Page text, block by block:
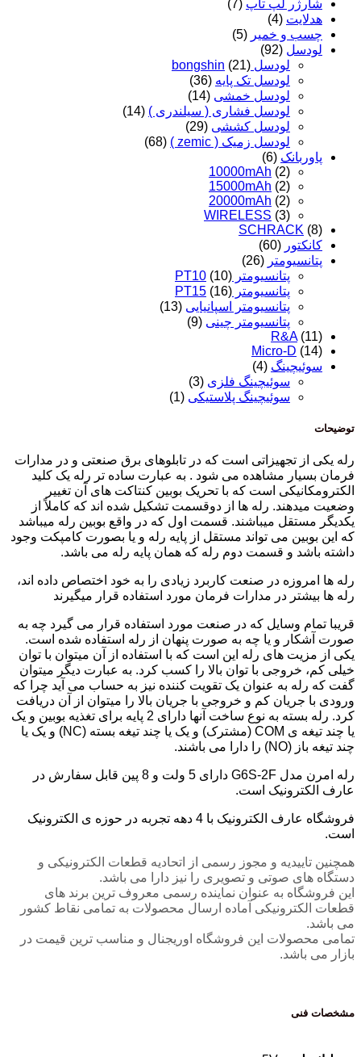
شارژر لپ تاپ (7)
هدلایت (4)
چسب و خمیر (5)
لودسل (92)
لودسل bongshin (21)
لودسل تک پایه (36)
لودسل خمشی (14)
لودسل فشاری ( سیلندری ) (14)
لودسل کششی (29)
لودسل زمیک ( zemic )
(68)
پاوربانک (6)
10000mAh (2)
15000mAh (2)
20000mAh (2)
WIRELESS (3)
SCHRACK (8)
کانکتور (60)
پتانسیومتر (26)
پتانسیومتر PT10 (10)
پتانسیومتر PT15 (16)
پتانسیومتر اسپانیایی (13)
پتانسیومتر چینی (9)
R&A (11)
Micro-D (14)
سوئیچینگ (4)
سوئیچینگ فلزی (3)
سوئیچینگ پلاستیکی (1)
توضیحات
رله یکی از تجهیزاتی است که در تابلوهای برق صنعتی و در مدارات
فرمان بسیار مشاهده می شود . به عبارت ساده تر رله یک کلید
الکترومکانیکی است که با تحریک بوبین کنتاکت های آن تغییر
وضعیت می­دهند. رله ها از دوقسمت تشکیل شده ­اند که کاملاً از
یکدیگر مستقل می­باشند. قسمت اول که در واقع بوبین رله می­باشد
که این بوبین می تواند مستقل از پایه رله و یا بصورت کامپکت وجود
داشته باشد و قسمت دوم رله که همان پایه رله می ­باشد.
رله ها امروزه در صنعت کاربرد زیادی را به خود اختصاص داده اند،
رله ­ها بیشتر در مدارات فرمان مورد استفاده قرار می­گیرند
قریبا تمام وسایل که در صنعت مورد استفاده قرار می گیرد چه به
صورت آشکار و یا چه به صورت پنهان از رله استفاده شده است.
یکی از مزیت­ های رله این است که با استفاده از آن میتوان با توان
خیلی کم، خروجی با توان بالا را کسب کرد. به عبارت دیگر می­توان
گفت که رله به عنوان یک تقویت کننده نیز به حساب می آید چرا که
ورودی با جریان کم و خروجی با جریان بالا را میتوان از آن دریافت
کرد. رله بسته به نوع ساخت آنها دارای 2 پایه برای تغذیه بوبین و یک
یا چند تیغه ی COM (مشترک) و یک یا چند تیغه بسته (NC) و یک یا
چند تیغه باز (NO) را دارا می باشند.
رله امرن مدل G6S-2F دارای 5 ولت و 8 پین قابل سفارش در
عارف الکترونیک است.
فروشگاه عارف الکترونیک با 4 دهه تجربه در حوزه ی الکترونیک
است.
همچنین تاییدیه و مجوز رسمی از اتحادیه قطعات الکترونیکی و
دستگاه های صوتی و تصویری را نیز دارا می باشد.
این فروشگاه به عنوان نماینده رسمی معروف ترین برند های
قطعات الکترونیکی آماده ارسال محصولات به تمامی نقاط کشور
می باشد.
تمامی محصولات این فروشگاه اوریجنال و مناسب ترین قیمت در
بازار می باشد.
مشخصات فنی